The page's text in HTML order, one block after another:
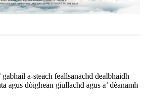
gabhail a-steach feallsanachd dealbhaidh
agus dòighean giullachd agus a’ dèanamh